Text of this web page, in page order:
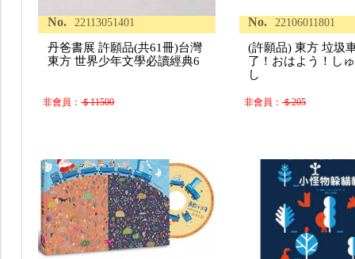
No. 22113051401
丹爸書展 許願品(共61冊)台灣
東方 世界少年文學必讀經典6
非會員：＄11500
No. 22106011801
(許願品) 東方 垃圾
了！おはよう！し
し
非會員： ＄205